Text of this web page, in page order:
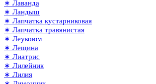
∗ Лаванда
∗ Ландыш
∗ Лапчатка кустарниковая
∗ Лапчатка травянистая
∗ Леукоюм
∗ Лещина
∗ Лиатрис
∗ Лилейник
∗ Лилия